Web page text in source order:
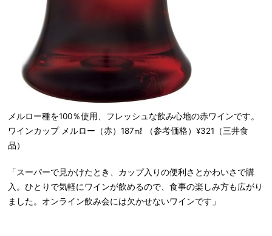
メルロー種を100％使用、フレッシュな飲み心地の赤ワインです。
ワインカップ メルロー（赤）187㎖ （参考価格）¥321（三井食
品）
「スーパーで見かけたとき、カップ入りの便利さとかわいさで購
入。ひとりで気軽にワインが飲めるので、食事の楽しみ方も広がり
ました。オンライン飲み会には欠かせないワインです」